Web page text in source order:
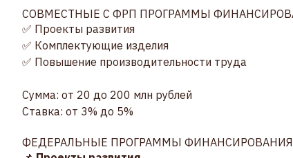
СОВМЕСТНЫЕ С ФРП ПРОГРАММЫ
✅ Проекты развития
✅ Комплектующие изделия
✅ Повышение производительности труда
Сумма: от 20 до 200 млн рублей
Ставка: от 3% до 5%
ФЕДЕРАЛЬНЫЕ ПРОГРАММЫ